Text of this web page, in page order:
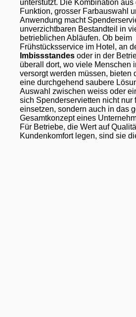
unterstützt. Die Kombination aus
Funktion, grosser Farbauswahl
Anwendung macht
unverzichtbaren Bestandteil in
betrieblichen Abläufen. Ob beim
Frühstücksservice im Hotel, an
Imbissstandes oder in der
überall dort, wo viele Menschen
versorgt werden müssen, bieten
eine durchgehend saubere
Auswahl zwischen weiss oder
sich Spenderservietten nicht nur
einsetzen, sondern auch in das
Gesamtkonzept eines
Für Betriebe, die Wert auf
Kundenkomfort legen, sind sie